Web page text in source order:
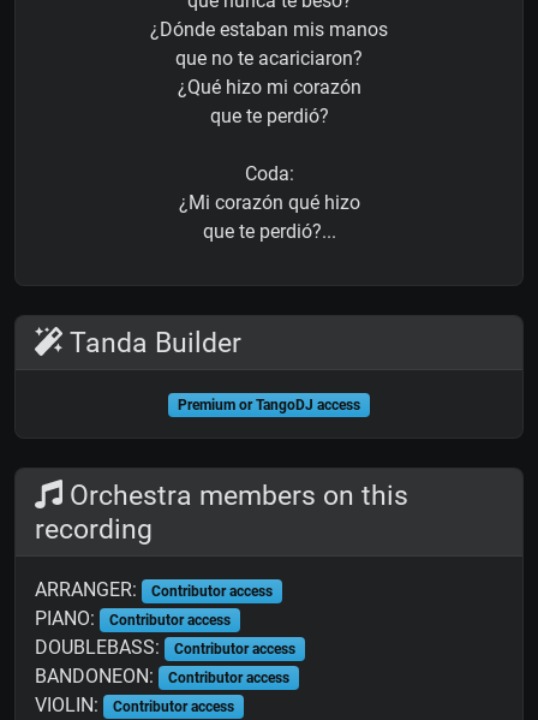
¿Dónde estaban mis manos
que no te acariciaron?
¿Qué hizo mi corazón
que te perdió?
Coda:
¿Mi corazón qué hizo
que te perdió?...
Tanda Builder
Premium or TangoDJ access
Orchestra members on this
recording
ARRANGER: Contributor access
PIANO: Contributor access
DOUBLEBASS: Contributor access
BANDONEON: Contributor access
VIOLIN: Contributor access